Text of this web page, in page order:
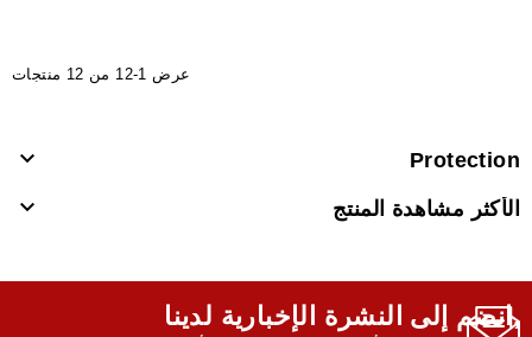
عرض 1-12 من 12 منتجات
Protection

الأكثر مشاهدة المنتج 
انضم إلى النشرة الإخبارية لدينا,